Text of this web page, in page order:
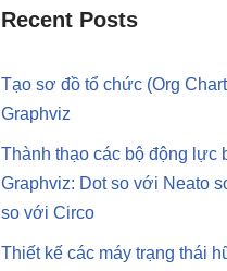
Recent Posts
Tạo sơ đồ tổ chức (Org
Graphviz
Thành thạo các bộ động lực
Graphviz: Dot so với Neato
so với Circo
Thiết kế các máy trạng thái